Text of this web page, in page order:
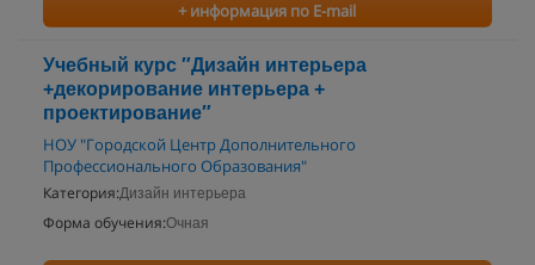
+ информация по E-mail
Учебный курс ″Дизайн интерьера
+декорирование интерьера +
проектирование″
НОУ "Городской Центр Дополнительного
Профессионального Образования"
Категория:Дизайн интерьера
Форма обучения:Очная